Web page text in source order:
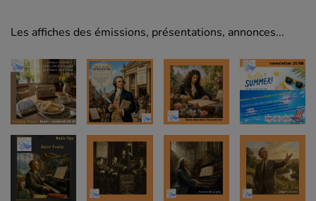
Les affiches des émissions, présentations, annonces...